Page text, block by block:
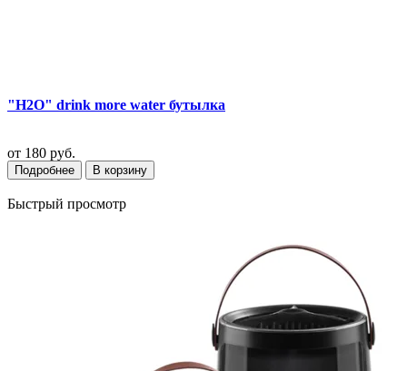
"H2O" drink more water бутылка
от 180 руб.
Подробнее В корзину
Быстрый просмотр